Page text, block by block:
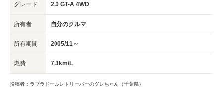
グレード 2.0 GT-A 4WD
所有者 自分のクルマ
所有期間 2005/11～
燃費 7.3km/L
投稿者：ラブラドールレトリーバーのグレちゃん（千葉県）